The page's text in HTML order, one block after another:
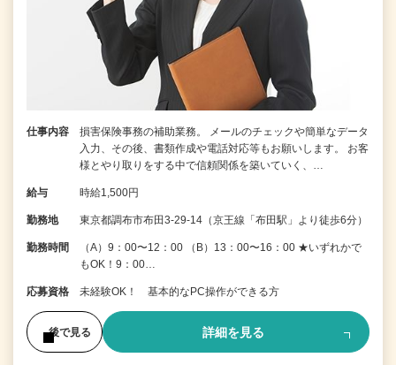
仕事内容
損害保険事務の補助業務。 メールのチェックや簡単なデータ
入力、その後、書類作成や電話対応等もお願いします。 お客
様とやり取りをする中で信頼関係を築いていく、…
給与 時給1,500円
勤務地 東京都調布市布田3-29-14（京王線「布田駅」より徒歩6分）
勤務時間
（A）9：00〜12：00 （B）13：00〜16：00 ★いずれかで
もOK！9：00…
応募資格 未経験OK！ 基本的なPC操作ができる方
後で見る 詳細を見る